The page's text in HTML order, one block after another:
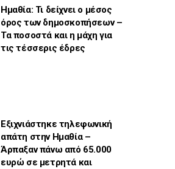
Ημαθία: Τι δείχνει ο μέσος
όρος των δημοσκοπήσεων –
Τα ποσοστά και η μάχη για
τις τέσσερις έδρες
Εξιχνιάστηκε τηλεφωνική
απάτη στην Ημαθία –
Άρπαξαν πάνω από 65.000
ευρώ σε μετρητά και